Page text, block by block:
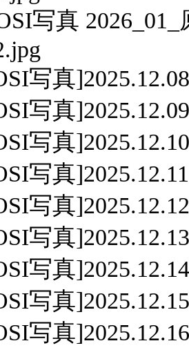
写真
写真
写真
写真
写真
写真
写真
写真
写真